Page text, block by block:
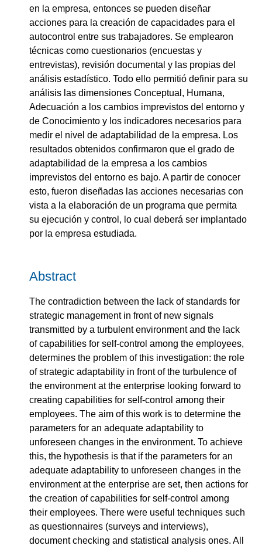
en la empresa, entonces se pueden diseñar
acciones para la creación de capacidades para el
autocontrol entre sus trabajadores. Se emplearon
técnicas como cuestionarios (encuestas y
entrevistas), revisión documental y las propias del
análisis estadístico. Todo ello permitió definir para su
análisis las dimensiones Conceptual, Humana,
Adecuación a los cambios imprevistos del entorno y
de Conocimiento y los indicadores necesarios para
medir el nivel de adaptabilidad de la empresa. Los
resultados obtenidos confirmaron que el grado de
adaptabilidad de la empresa a los cambios
imprevistos del entorno es bajo. A partir de conocer
esto, fueron diseñadas las acciones necesarias con
vista a la elaboración de un programa que permita
su ejecución y control, lo cual deberá ser implantado
por la empresa estudiada.
Abstract
The contradiction between the lack of standards for
strategic management in front of new signals
transmitted by a turbulent environment and the lack
of capabilities for self-control among the employees,
determines the problem of this investigation: the role
of strategic adaptability in front of the turbulence of
the environment at the enterprise looking forward to
creating capabilities for self-control among their
employees. The aim of this work is to determine the
parameters for an adequate adaptability to
unforeseen changes in the environment. To achieve
this, the hypothesis is that if the parameters for an
adequate adaptability to unforeseen changes in the
environment at the enterprise are set, then actions for
the creation of capabilities for self-control among
their employees. There were useful techniques such
as questionnaires (surveys and interviews),
document checking and statistical analysis ones. All